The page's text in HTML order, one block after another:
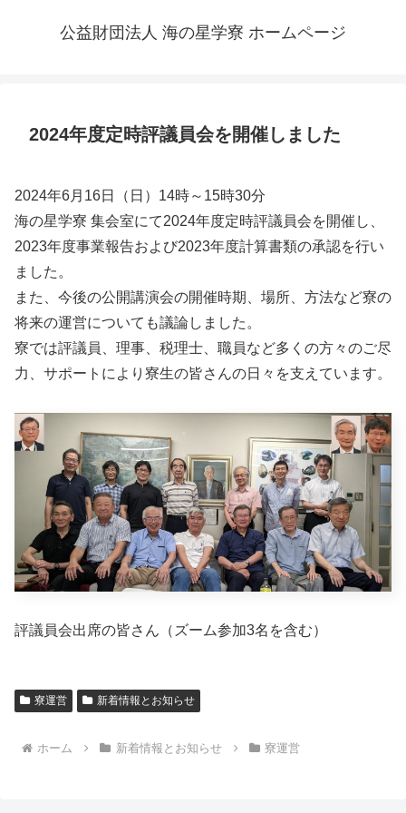
公益財団法人 海の星学寮 ホームページ
2024年度定時評議員会を開催しました
2024年6月16日（日）14時～15時30分
海の星学寮 集会室にて2024年度定時評議員会を開催し、
2023年度事業報告および2023年度計算書類の承認を行い
ました。
また、今後の公開講演会の開催時期、場所、方法など寮の
将来の運営についても議論しました。
寮では評議員、理事、税理士、職員など多くの方々のご尽
力、サポートにより寮生の皆さんの日々を支えています。
評議員会出席の皆さん（ズーム参加3名を含む）
寮運営 新着情報とお知らせ
ホーム 新着情報とお知らせ 寮運営